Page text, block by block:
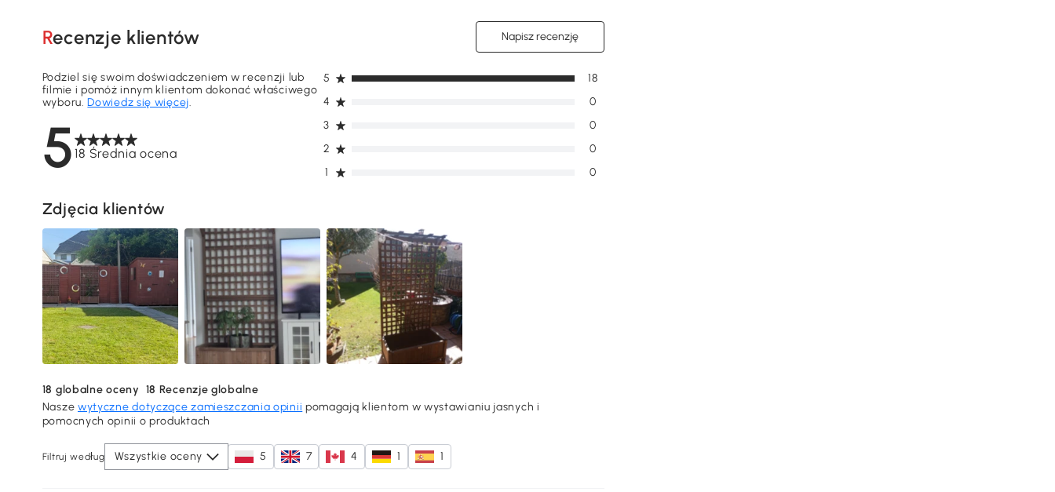
Recenzje klientów Napisz recenzję
518 Średnia ocena
Podziel się swoim doświadczeniem w recenzji lub
filmie i pomóż innym klientom dokonać właściwego
wyboru.Dowiedz się więcej.
1 0
2 0
3 0
4 0
5 18
Zdjęcia klientów
18 globalne oceny 18 Recenzje globalne
Nasze wytyczne dotyczące zamieszczania opinii pomagają klientom w wystawianiu jasnych i
pomocnych opinii o produktach
Filtruj według Wszystkie oceny 5 7 4 1 1